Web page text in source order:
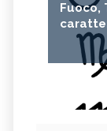
Fuoco,